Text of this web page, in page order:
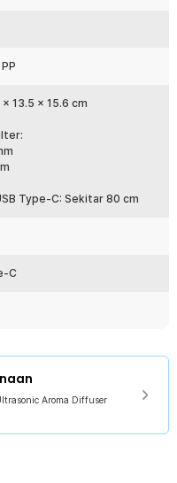
13.5 x 15.6 cm
Type-C: Sekitar 80 cm
C
Aroma Diffuser